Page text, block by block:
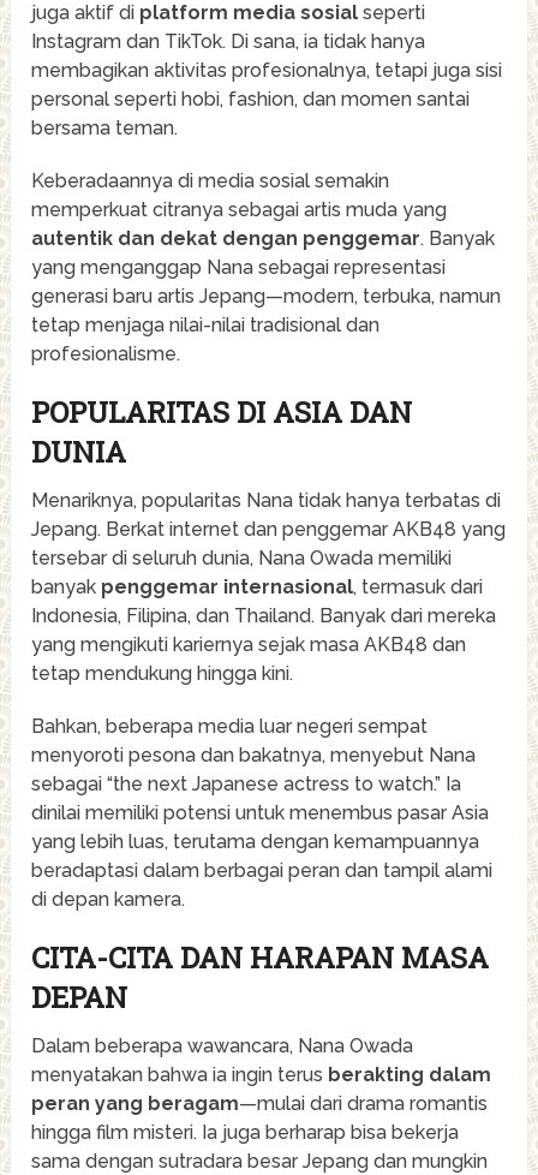
juga aktif di platform media sosial seperti
Instagram dan TikTok. Di sana, ia tidak hanya
membagikan aktivitas profesionalnya, tetapi juga sisi
personal seperti hobi, fashion, dan momen santai
bersama teman.
Keberadaannya di media sosial semakin
memperkuat citranya sebagai artis muda yang
autentik dan dekat dengan penggemar. Banyak
yang menganggap Nana sebagai representasi
generasi baru artis Jepang—modern, terbuka, namun
tetap menjaga nilai-nilai tradisional dan
profesionalisme.
POPULARITAS DI ASIA DAN
DUNIA
Menariknya, popularitas Nana tidak hanya terbatas di
Jepang. Berkat internet dan penggemar AKB48 yang
tersebar di seluruh dunia, Nana Owada memiliki
banyak penggemar internasional, termasuk dari
Indonesia, Filipina, dan Thailand. Banyak dari mereka
yang mengikuti kariernya sejak masa AKB48 dan
tetap mendukung hingga kini.
Bahkan, beberapa media luar negeri sempat
menyoroti pesona dan bakatnya, menyebut Nana
sebagai “the next Japanese actress to watch.” Ia
dinilai memiliki potensi untuk menembus pasar Asia
yang lebih luas, terutama dengan kemampuannya
beradaptasi dalam berbagai peran dan tampil alami
di depan kamera.
CITA-CITA DAN HARAPAN MASA
DEPAN
Dalam beberapa wawancara, Nana Owada
menyatakan bahwa ia ingin terus berakting dalam
peran yang beragam—mulai dari drama romantis
hingga film misteri. Ia juga berharap bisa bekerja
sama dengan sutradara besar Jepang dan mungkin